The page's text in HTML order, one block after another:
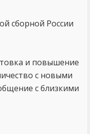
сборной России
и повышение
с новыми
с близкими